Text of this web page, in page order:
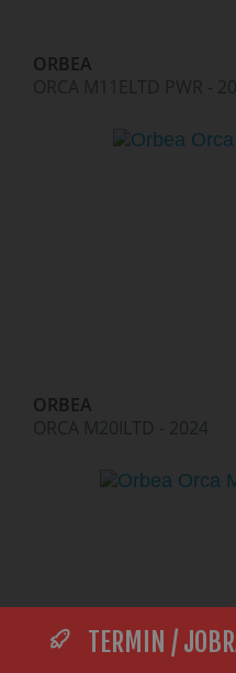
ORBEA
ORCA M11ELTD PWR -
ORBEA
ORCA M20ILTD - 2024
TERMIN /